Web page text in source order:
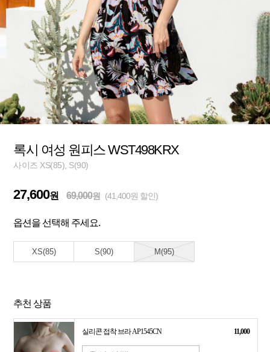
록시 여성 원피스 WST498KRX
사이즈 XS(85), S(90)
27,600원 69,000원 (41,400원 할인)
옵션을 선택해 주세요.
XS(85) S(90) M(95)
추천 상품
실리콘 접착 브라 AP1545CN 11,000